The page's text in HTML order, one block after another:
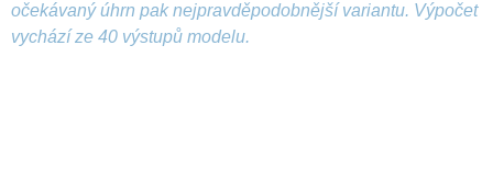
očekávaný úhrn pak nejpravděpodobnější variantu. Výpočet
vychází ze 40 výstupů modelu.